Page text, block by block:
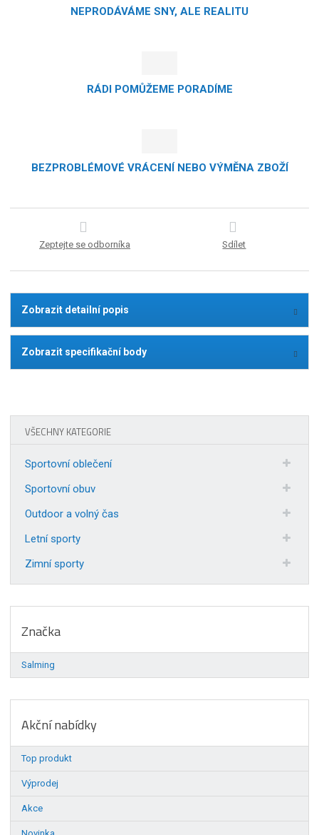
NEPRODÁVÁME SNY, ALE REALITU
RÁDI POMŮŽEME PORADÍME
BEZPROBLÉMOVÉ VRÁCENÍ NEBO VÝMĚNA ZBOŽÍ
Zeptejte se odborníka Sdílet
Zobrazit detailní popis
Zobrazit specifikační body
VŠECHNY KATEGORIE
Sportovní oblečení
Sportovní obuv
Outdoor a volný čas
Letní sporty
Zimní sporty
Značka
Salming
Akční nabídky
Top produkt
Výprodej
Akce